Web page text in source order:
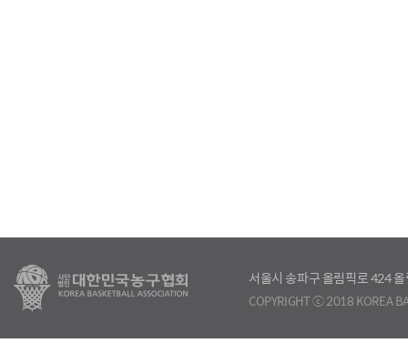
서울시 송파구 올림픽로 424
COPYRIGHT ⓒ 2018 KOREA